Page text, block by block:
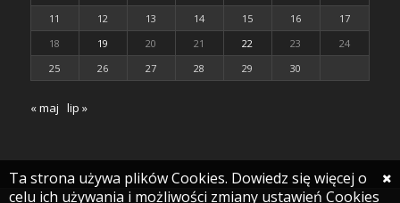
11
12 13 14 15 16
17
18
19 20 21 22 23
24
25
26 27 28 29 30
« maj lip »
Ta strona używa plików Cookies. Dowiedz się więcej o
celu ich używania i możliwości zmiany ustawień Cookies